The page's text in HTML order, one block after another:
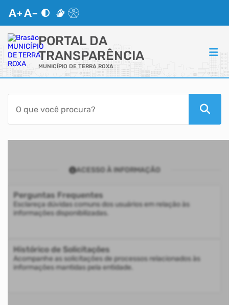
PORTAL DA
TRANSPARÊNCIA
MUNICÍPIO DE TERRA ROXA
ACESSO RÁPIDO
Acessibilidade
Autoatendimento
Mapa do Site
ACESSO À INFORMAÇÃO
Perguntas Frequentes
Esclareça dúvidas comuns dos usuários em relação às
informações disponibilizadas.
Histórico de Solicitações
Acompanhe as solicitações de processos relacionados às
informações mantidas pela entidade.